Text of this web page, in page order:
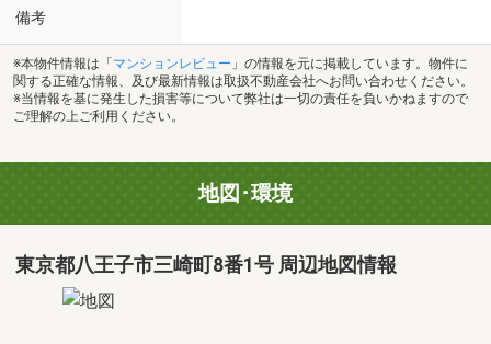
備考
※本物件情報は「 マンションレビュー 」の情報を元に掲載しています。物件に
関する正確な情報、及び最新情報は取扱不動産会社へお問い合わせください。
※当情報を基に発生した損害等について弊社は一切の責任を負いかねますので
ご理解の上ご利用ください。
地図･環境
東京都八王子市三崎町8番1号 周辺地図情報